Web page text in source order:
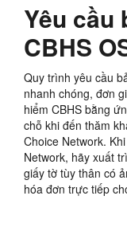
Yêu cầu
CBHS
Quy trình yêu cầu
nhanh chóng, đơn
hiểm CBHS bằng
chỗ khi đến thăm
Choice Network.
Network, hãy xuất
giấy tờ tùy thân có
hóa đơn trực tiếp